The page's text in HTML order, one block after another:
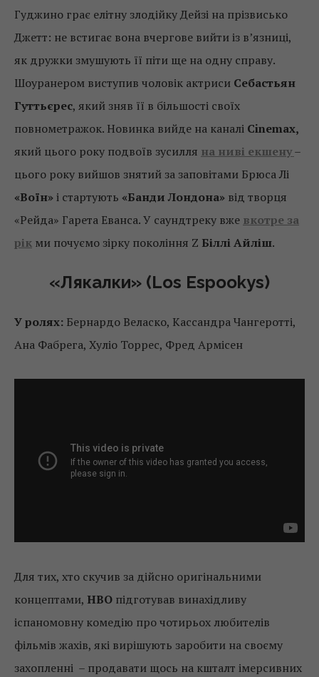
Гуджино грає елітну злодійку Дейзі на прізвисько
Джетт: не встигає вона вчергове вийти із в’язниці,
як дружки змушують її піти ще на одну справу.
Шоуранером виступив чоловік актриси Себастьян
Гуттьєрес, який зняв її в більшості своїх
повнометражок. Новинка вийде на каналі Cinemax,
який цього року подвоїв зусилля на ниві екшену–
цього року вийшов знятий за заповітами Брюса Лі
«Воїн»і стартують «Банди Лондона» від творця
«Рейда» Гарета Еванса. У саундтреку вже вкотре за
рік ми почуємо зірку покоління Z Біллі Айліш.
«Лякалки» (Los Espookys)
У ролях: Бернардо Веласко, Кассандра Чангеротті,
Ана Фабрега, Хуліо Торрес, Фред Армісен
Для тих, хто скучив за дійсно оригінальними
концептами, HBO підготував винахідливу
іспаномовну комедію про чотирьох любителів
фільмів жахів, які вирішують заробити на своєму
захопленні – продавати щось на кшталт імерсивних